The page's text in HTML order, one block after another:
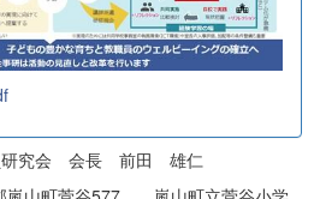
員研究会 会長 前田 雄仁